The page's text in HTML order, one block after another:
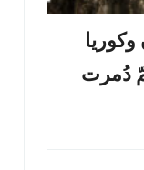
ثمّ دُمرت